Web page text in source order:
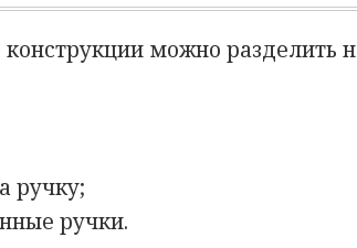
можно разделить
ручку;
ручки.